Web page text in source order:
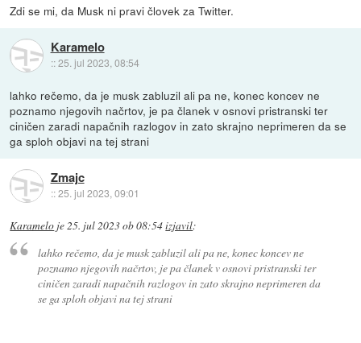
Zdi se mi, da Musk ni pravi človek za Twitter.
Karamelo
::25. jul 2023, 08:54
lahko rečemo, da je musk zabluzil ali pa ne, konec koncev ne
poznamo njegovih načrtov, je pa članek v osnovi pristranski ter
ciničen zaradi napačnih razlogov in zato skrajno neprimeren da se
ga sploh objavi na tej strani
Zmajc
::25. jul 2023, 09:01
Karamelo je25. jul 2023 ob 08:54izjavil:
lahko rečemo, da je musk zabluzil ali pa ne, konec koncev ne
poznamo njegovih načrtov, je pa članek v osnovi pristranski ter
ciničen zaradi napačnih razlogov in zato skrajno neprimeren da
se ga sploh objavi na tej strani